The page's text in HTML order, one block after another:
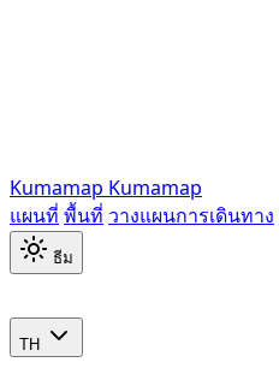
Kumamap Kumamap
แผนที่ พื้นที่ วางแผนการเดินทาง
ธีม
TH